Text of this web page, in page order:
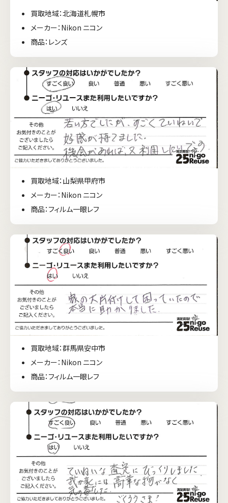
買取地域：北海道札幌市
メーカー：Nikon ニコン
商品：レンズ
買取地域：山梨県甲府市
メーカー：Nikon ニコン
商品：フィルム一眼レフ
買取地域：群馬県安中市
メーカー：Nikon ニコン
商品：フィルム一眼レフ